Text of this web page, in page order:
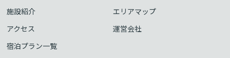
施設紹介
エリアマップ
アクセス
運営会社
宿泊プラン一覧